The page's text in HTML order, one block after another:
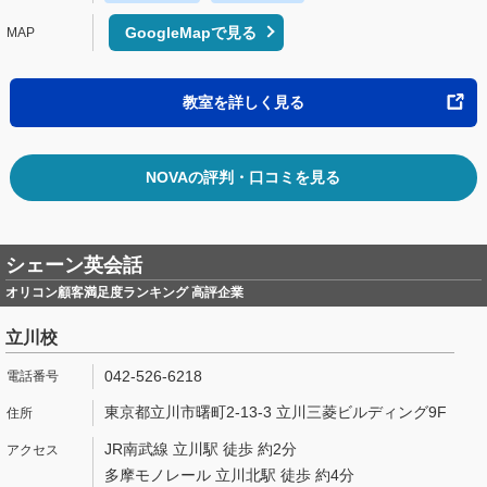
GoogleMapで見る
教室を詳しく見る
NOVAの評判・口コミを見る
シェーン英会話
オリコン顧客満足度ランキング 高評企業
立川校
042-526-6218
東京都立川市曙町2-13-3 立川三菱ビルディング9F
JR南武線 立川駅 徒歩 約2分
多摩モノレール 立川北駅 徒歩 約4分